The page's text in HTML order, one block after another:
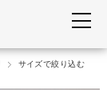
サイズで絞り込む